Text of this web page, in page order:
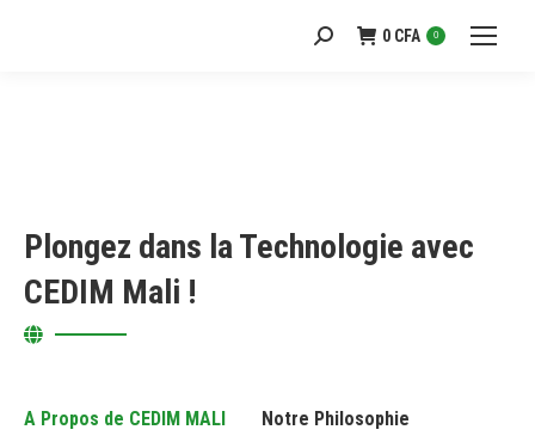
Recherche
0 CFA 0
Plongez dans la Technologie avec
CEDIM Mali !
A Propos de CEDIM MALI Notre Philosophie